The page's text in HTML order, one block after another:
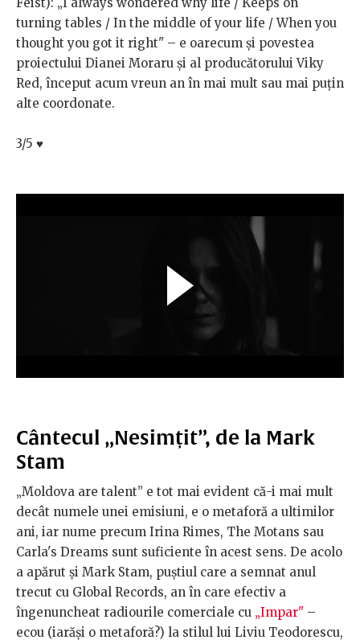
turning tables / In the middle of your life / When you
thought you got it right" – e oarecum și povestea
proiectului Dianei Moraru și al producătorului Viky
Red, început acum vreun an în mai mult sau mai puțin
alte coordonate.
3/5 ♥
Cântecul „Nesimțit”, de la Mark
Stam
„Moldova are talent” e tot mai evident că-i mai mult
decât numele unei emisiuni, e o metaforă a ultimilor
ani, iar nume precum Irina Rimes, The Motans sau
Carla's Dreams sunt suficiente în acest sens. De acolo
a apărut și Mark Stam, puștiul care a semnat anul
trecut cu Global Records, an în care efectiv a
îngenuncheat radiourile comerciale cu „Impar" –
ecou (iarăși o metaforă?) la stilul lui Liviu Teodorescu,